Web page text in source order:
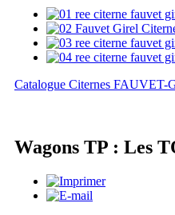
Catalogue Citernes FAUVET-
Wagons TP : Les